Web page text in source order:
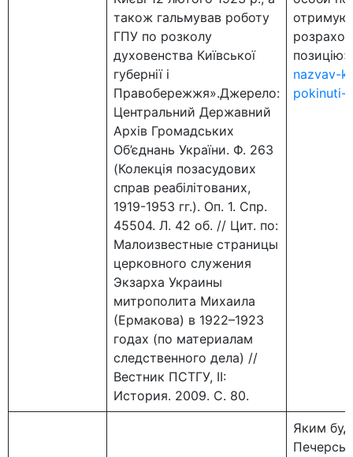
також гальмував роботу
ГПУ по розколу
духовенства Київської
губернії і
Правобережжя».Джерело:
Центральний Державний
Архів Громадських
Об’єднань України. Ф. 263
(Колекція позасудових
справ реабілітованих,
1919-1953 гг.). Оп. 1. Спр.
45504. Л. 42 об. // Цит. по:
Малоизвестные страницы
церковного служения
Экзарха Украины
митрополита Михаила
(Ермакова) в 1922–1923
годах (по материалам
следственного дела) //
Вестник ПСТГУ, II:
История. 2009. С. 80.
nazvav-
pokinuti-
Яким